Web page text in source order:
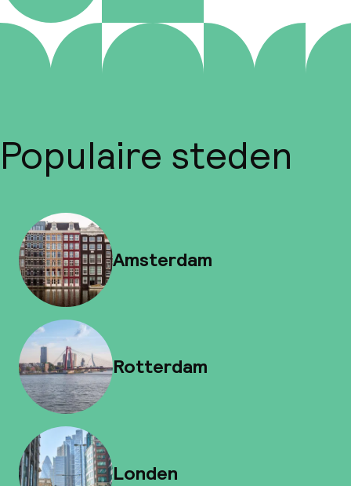
Populaire steden
Amsterdam
Rotterdam
Londen